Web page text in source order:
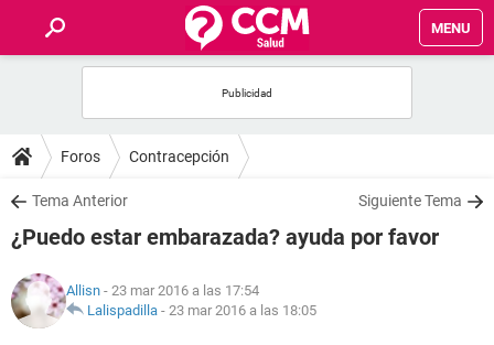
MENU
FOROS
SALUD
FAMILIA
NUTRICIÓN
Foros Contracepción
Tema Anterior Siguiente Tema
¿Puedo estar embarazada? ayuda por favor
Allisn - 23 mar 2016 a las 17:54
Lalispadilla - 23 mar 2016 a las 18:05